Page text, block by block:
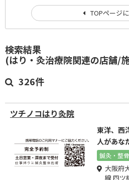
検索結果
(はり・灸治療院関連の店舗/施
326件
ツチノコはり灸院
東洋、西
人があな
鍼灸・整
大阪府
線 四ツ
TOPページ